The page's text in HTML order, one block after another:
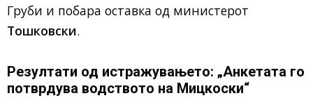
Груби и побара оставка од министерот
Тошковски.
Резултати од истражувањето: „Анкетата го
потврдува водството на Мицкоски“